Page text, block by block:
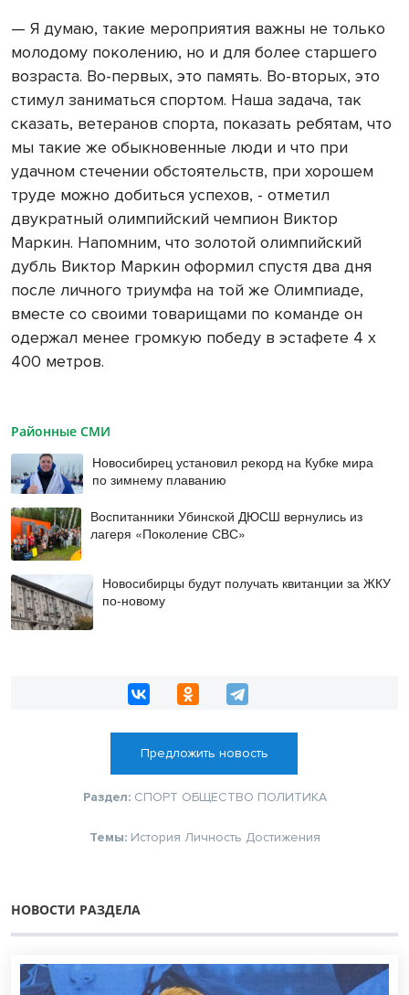
— Я думаю, такие мероприятия важны не только
молодому поколению, но и для более старшего
возраста. Во-первых, это память. Во-вторых, это
стимул заниматься спортом. Наша задача, так
сказать, ветеранов спорта, показать ребятам, что
мы такие же обыкновенные люди и что при
удачном стечении обстоятельств, при хорошем
труде можно добиться успехов, - отметил
двукратный олимпийский чемпион Виктор
Маркин. Напомним, что золотой олимпийский
дубль Виктор Маркин оформил спустя два дня
после личного триумфа на той же Олимпиаде,
вместе со своими товарищами по команде он
одержал менее громкую победу в эстафете 4 х
400 метров.
Районные СМИ
Новосибирец установил рекорд на Кубке мира
по зимнему плаванию
Воспитанники Убинской ДЮСШ вернулись из
лагеря «Поколение СВС»
Новосибирцы будут получать квитанции за ЖКУ
по-новому
Предложить новость
Раздел: СПОРТ ОБЩЕСТВО ПОЛИТИКА
Темы: История Личность Достижения
НОВОСТИ РАЗДЕЛА